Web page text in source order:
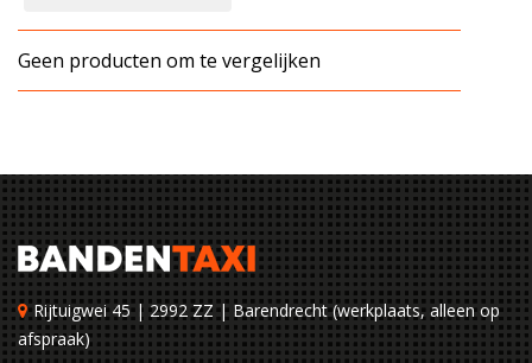
Geen producten om te vergelijken
Rijtuigwei 45 | 2992 ZZ | Barendrecht (werkplaats, alleen op
afspraak)